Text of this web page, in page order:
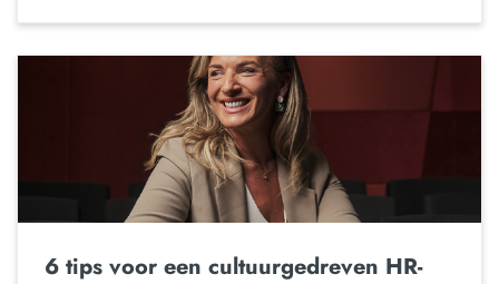
6 tips voor een cultuurgedreven HR-